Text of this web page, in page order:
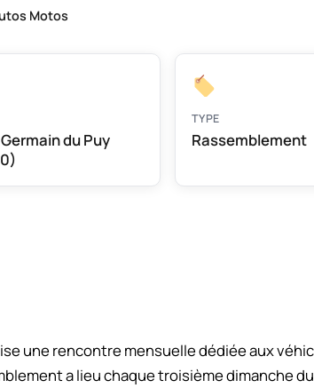
Motos
du Puy
TYPE
Rassemblement
une rencontre mensuelle dédiée aux
a lieu chaque troisième dimanche